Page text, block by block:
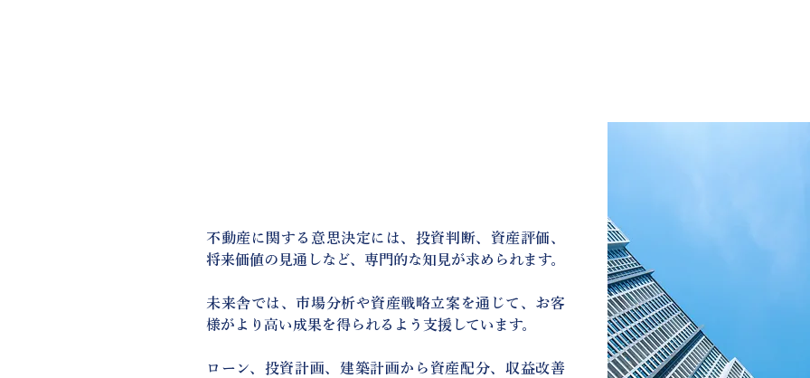
不動産に関する意思決定には、投資判断、資産評価、
将来価値の見通しなど、専門的な知見が求められます。
未来舎では、市場分析や資産戦略立案を通じて、お客
様がより高い成果を得られるよう支援しています。
ローン、投資計画、建築計画から資産配分、収益改善